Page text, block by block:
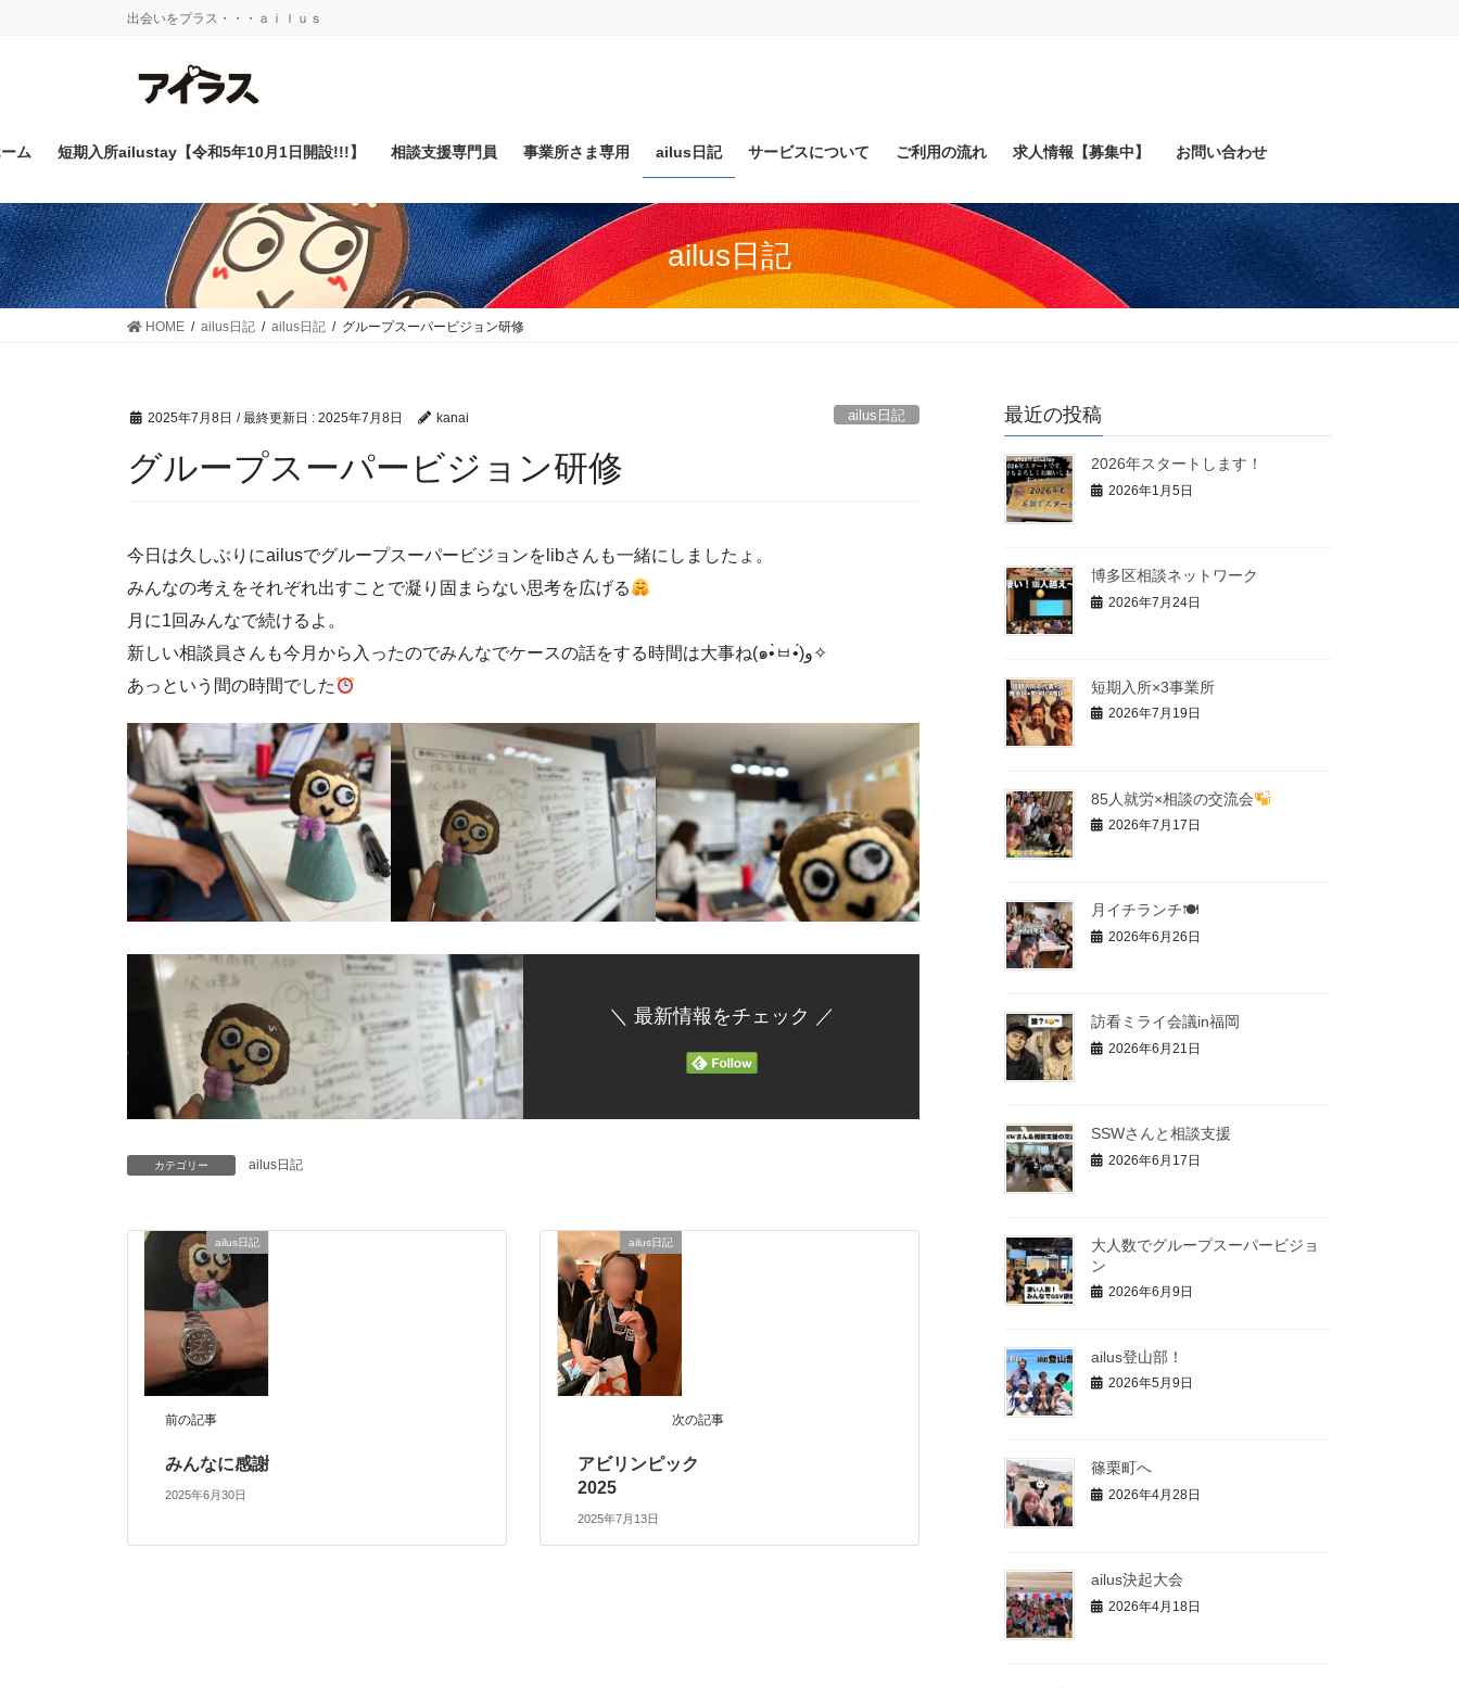
移
動
出会いをプラス・・・ａｉｌｕｓ
ム 短期入所ailustay【令和5年10月1日開設!!!】 相談支援専門員 事業所さま専用 ailus日記 サービスについて ご利用の流れ 求人情報【募集中】 お問い合わせ
ailus日記
HOME ailus日記 ailus日記 グループスーパービジョン研修
2025年7月8日 / 最終更新日 : 2025年7月8日 kanai ailus日記
グループスーパービジョン研修
今日は久しぶりにailusでグループスーパービジョンをlibさんも一緒にしましたょ。
みんなの考えをそれぞれ出すことで凝り固まらない思考を広げる
月に1回みんなで続けるよ。
新しい相談員さんも今月から入ったのでみんなでケースの話をする時間は大事ね(๑•̀ㅂ•́)و✧
あっという間の時間でした
＼ 最新情報をチェック ／
カテゴリー ailus日記
ailus日記
前の記事
みんなに感謝
2025年6月30日
ailus日記
次の記事
アビリンピック
2025
2025年7月13日
最近の投稿
2026年スタートします！
2026年1月5日
博多区相談ネットワーク
2026年7月24日
短期入所×3事業所
2026年7月19日
85人就労×相談の交流会
2026年7月17日
月イチランチ🍽
2026年6月26日
訪看ミライ会議in福岡
2026年6月21日
SSWさんと相談支援
2026年6月17日
大人数でグループスーパービジョ
ン
2026年6月9日
ailus登山部！
2026年5月9日
篠栗町へ
2026年4月28日
ailus決起大会
2026年4月18日